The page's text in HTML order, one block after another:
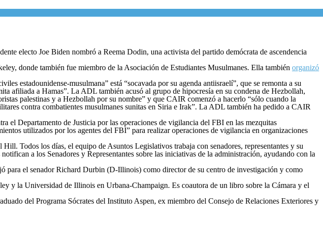
electo Joe Biden nombró a Reema Dodin, una activista del partido demócrata de ascendencia
donde también fue miembro de la Asociación de Estudiantes Musulmanes. Ella también organizó
estadounidense-musulmana” está “socavada por su agenda antiisraelí”, que se remonta a su
afiliada a Hamas”. La ADL también acusó al grupo de hipocresía en su condena de Hezbollah,
palestinas y a Hezbollah por su nombre” y que CAIR comenzó a hacerlo “sólo cuando la
contra combatientes musulmanes sunitas en Siria e Irak”. La ADL también ha pedido a CAIR
el Departamento de Justicia por las operaciones de vigilancia del FBI en las mezquitas
utilizados por los agentes del FBI” para realizar operaciones de vigilancia en organizaciones
Todos los días, el equipo de Asuntos Legislativos trabaja con senadores, representantes y su
a los Senadores y Representantes sobre las iniciativas de la administración, ayudando con la
para el senador Richard Durbin (D-Illinois) como director de su centro de investigación y como
y la Universidad de Illinois en Urbana-Champaign. Es coautora de un libro sobre la Cámara y el
del Programa Sócrates del Instituto Aspen, ex miembro del Consejo de Relaciones Exteriores y